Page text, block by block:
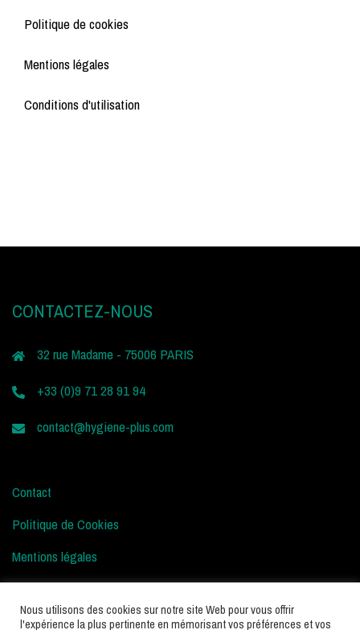
Politique de cookies
Mentions légales
Conditions d'utilisation
CONTACTEZ-NOUS
32 rue Madame - 75006 PARIS
+33 (0)9 71 28 91 94
contact@hygiene-plus.com
Contact
Politique de Cookies
Mentions légales
Conditions d’Utilisation
Nous utilisons des cookies sur notre site Web pour vous offrir
l'expérience la plus pertinente en mémorisant vos préférences et vos